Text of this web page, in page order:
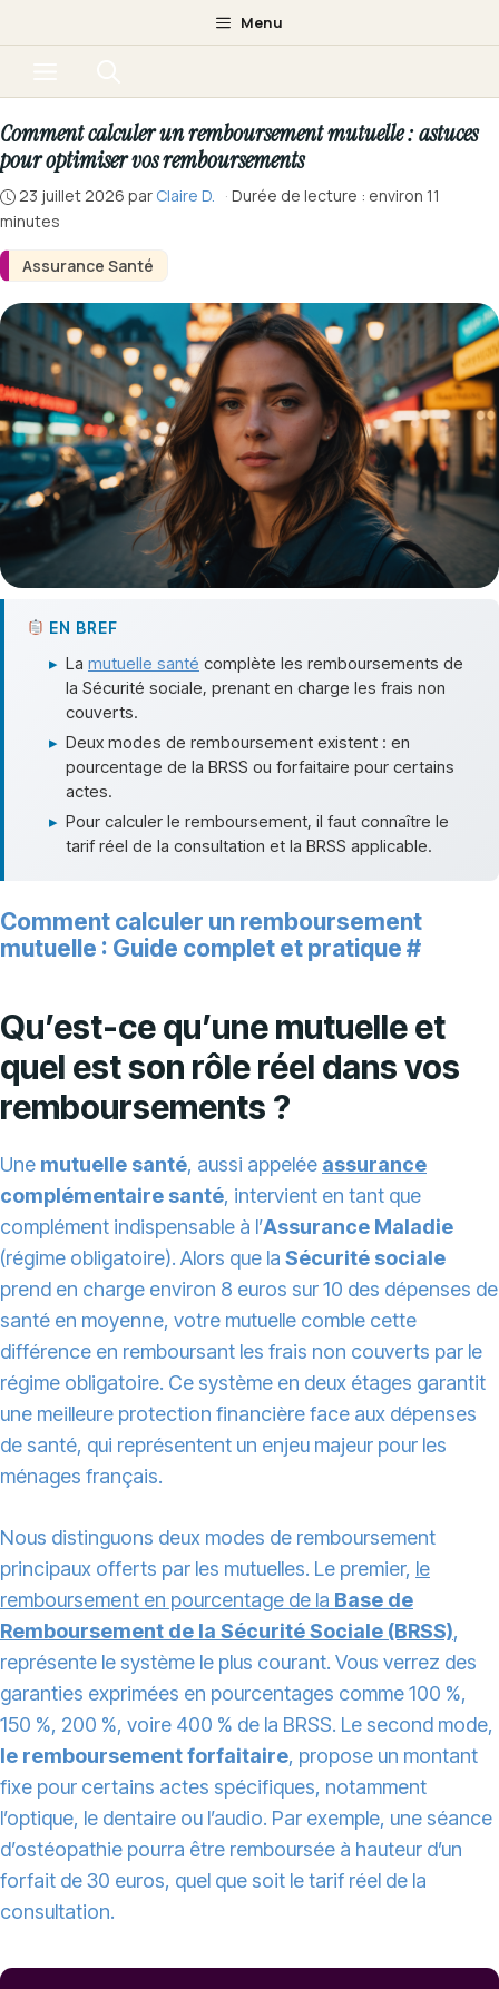
au
Menu
Assurance Santé
Comment calculer un remboursement mutuelle : astuces
pour optimiser vos remboursements
23 juillet 2026 par Claire D. · Durée de lecture : environ 11
minutes
EN BREF
▸ La mutuelle santé complète les remboursements de
la Sécurité sociale, prenant en charge les frais non
couverts.
▸ Deux modes de remboursement existent : en
pourcentage de la BRSS ou forfaitaire pour certains
actes.
▸ Pour calculer le remboursement, il faut connaître le
tarif réel de la consultation et la BRSS applicable.
Comment calculer un remboursement
mutuelle : Guide complet et pratique #
Qu’est-ce qu’une mutuelle et
quel est son rôle réel dans vos
remboursements ?
Une mutuelle santé, aussi appelée assurance
complémentaire santé, intervient en tant que
complément indispensable à l’Assurance Maladie
(régime obligatoire). Alors que la Sécurité sociale
prend en charge environ 8 euros sur 10 des dépenses de
santé en moyenne, votre mutuelle comble cette
différence en remboursant les frais non couverts par le
régime obligatoire. Ce système en deux étages garantit
une meilleure protection financière face aux dépenses
de santé, qui représentent un enjeu majeur pour les
ménages français.
Nous distinguons deux modes de remboursement
principaux offerts par les mutuelles. Le premier, le
remboursement en pourcentage de la Base de
Remboursement de la Sécurité Sociale (BRSS),
représente le système le plus courant. Vous verrez des
garanties exprimées en pourcentages comme 100 %,
150 %, 200 %, voire 400 % de la BRSS. Le second mode,
le remboursement forfaitaire, propose un montant
fixe pour certains actes spécifiques, notamment
l’optique, le dentaire ou l’audio. Par exemple, une séance
d’ostéopathie pourra être remboursée à hauteur d’un
forfait de 30 euros, quel que soit le tarif réel de la
consultation.